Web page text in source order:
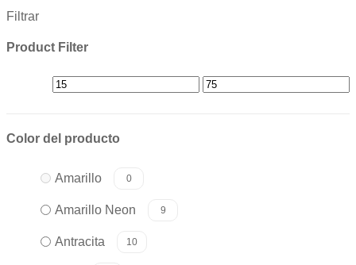
Filtrar
Product Filter
Color del producto
Amarillo 0
Amarillo Neon 9
Antracita 10